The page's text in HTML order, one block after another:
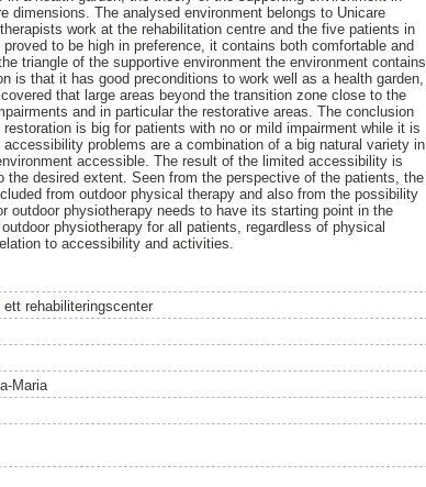
dimensions. The analysed environment belongs to Unicare
work at the rehabilitation centre and the five patients in
to be high in preference, it contains both comfortable and
triangle of the supportive environment the environment contains
is that it has good preconditions to work well as a health garden,
that large areas beyond the transition zone close to the
and in particular the restorative areas. The conclusion
is big for patients with no or mild impairment while it is
problems are a combination of a big natural variety in
accessible. The result of the limited accessibility is
desired extent. Seen from the perspective of the patients, the
from outdoor physical therapy and also from the possibility
outdoor physiotherapy needs to have its starting point in the
physiotherapy for all patients, regardless of physical
to accessibility and activities.
rehabiliteringscenter
Maria